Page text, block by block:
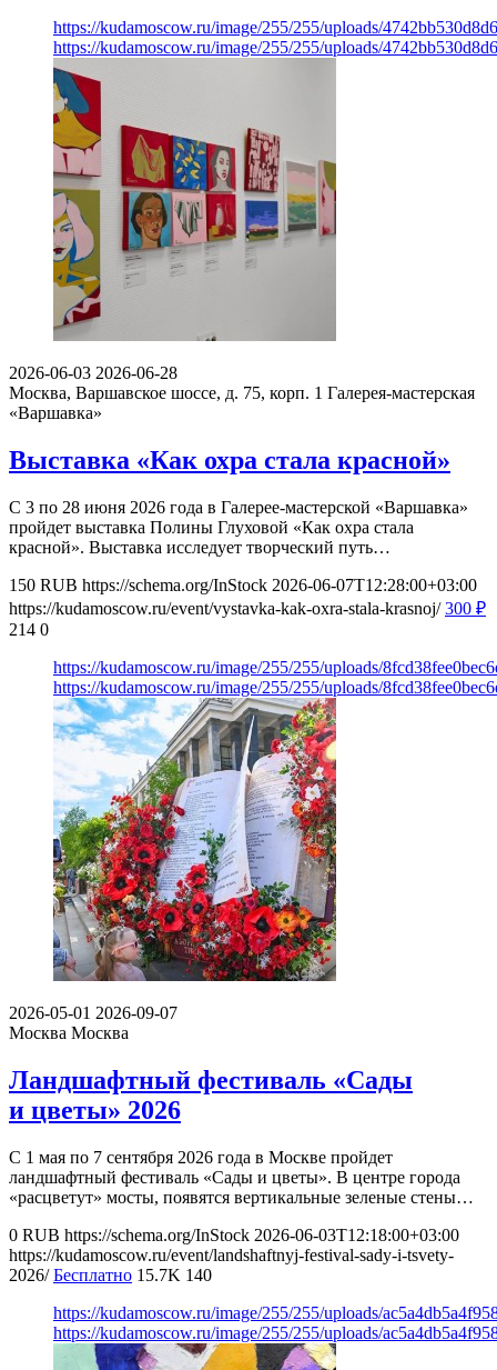
https://kudamoscow.ru/image/255/255/uploads/
https://kudamoscow.ru/image/255/255/uploads/
2026-06-03 2026-06-28
Москва, Варшавское шоссе, д. 75, корп. 1 Галерея-мастерская
«Варшавка»
Выставка «Как охра стала красной»
С 3 по 28 июня 2026 года в Галерее-мастерской «Варшавка»
пройдет выставка Полины Глуховой «Как охра стала
красной». Выставка исследует творческий путь…
150 RUB https://schema.org/InStock 2026-06-07T12:28:00+03:00
https://kudamoscow.ru/event/vystavka-kak-oxra-stala-krasnoj/ 300 ₽
214 0
https://kudamoscow.ru/image/255/255/uploads/
https://kudamoscow.ru/image/255/255/uploads/
2026-05-01 2026-09-07
Москва Москва
Ландшафтный фестиваль «Сады
и цветы» 2026
С 1 мая по 7 сентября 2026 года в Москве пройдет
ландшафтный фестиваль «Сады и цветы». В центре города
«расцветут» мосты, появятся вертикальные зеленые стены…
0 RUB https://schema.org/InStock 2026-06-03T12:18:00+03:00
https://kudamoscow.ru/event/landshaftnyj-festival-sady-i-tsvety-
2026/ Бесплатно 15.7K 140
https://kudamoscow.ru/image/255/255/uploads/
https://kudamoscow.ru/image/255/255/uploads/